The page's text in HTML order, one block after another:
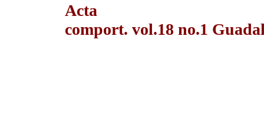
Acta
comport. vol.18 no.1